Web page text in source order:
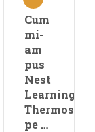
Cum
mi-
am
pus
Nest
Learning
Thermostat
pe …